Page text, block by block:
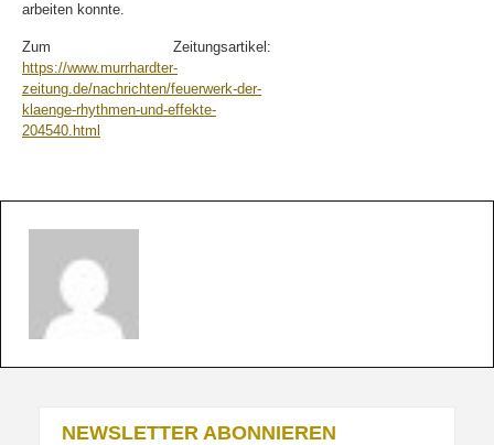
arbeiten konnte.
Zum Zeitungsartikel:
https://www.murrhardter-
zeitung.de/nachrichten/feuerwerk-der-
klaenge-rhythmen-und-effekte-
204540.html
NEWSLETTER ABONNIEREN